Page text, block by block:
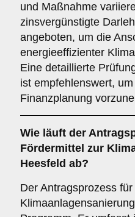
und Maßnahme
zinsvergünstigte
angeboten, um die
energieeffizienter
Eine detaillierte
ist empfehlenswert,
Finanzplanung
Wie läuft der
Fördermittel zur
Heesfeld ab?
Der Antragsprozess